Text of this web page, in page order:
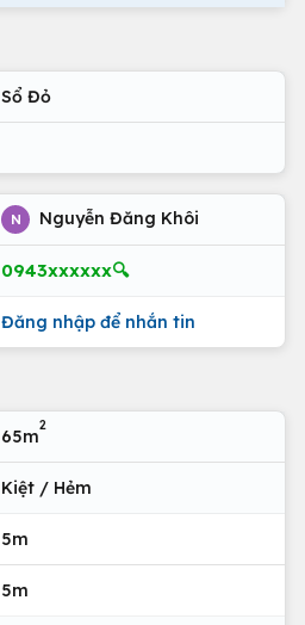
Sổ Đỏ
N Nguyễn Đăng Khôi
0943xxxxxx🔍
Đăng nhập để nhắn tin
65m
2
Kiệt / Hẻm
5m
5m